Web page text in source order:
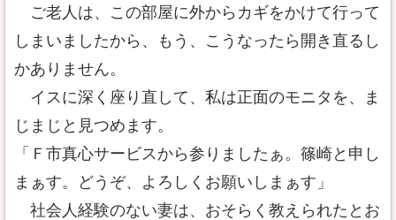
ご老人は、この部屋に外からカギをかけて行って
しまいましたから、もう、こうなったら開き直るし
かありません。
イスに深く座り直して、私は正面のモニタを、ま
じまじと見つめます。
「Ｆ市真心サービスから参りましたぁ。篠崎と申し
まぁす。どうぞ、よろしくお願いしまぁす」
社会人経験のない妻は、おそらく教えられたとお